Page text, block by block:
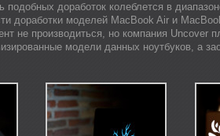
доработок колеблется в
доработки моделей MacBook Air и
не производиться, но компания Uncover
модели данных ноутбуков, а